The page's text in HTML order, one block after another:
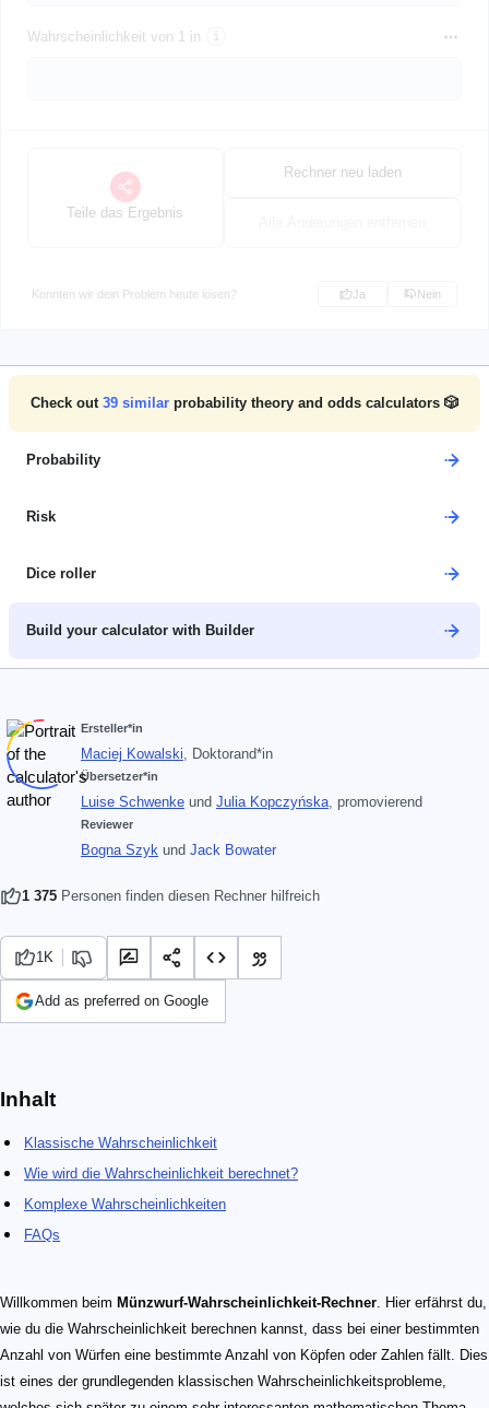
Wahrscheinlichkeit von 1 in
Teile das Ergebnis
Rechner neu laden
Konnten wir dein Problem heute lösen? Ja Nein
Check out 39 similar probability theory and odds calculators 🎲
Probability
Risk
Dice roller
Build your calculator with Builder
Ersteller*in
Maciej Kowalski, Doktorand*in
Übersetzer*in
Luise Schwenke und Julia Kopczyńska, promovierend
Reviewer
Bogna Szyk und Jack Bowater
1 375 Personen finden diesen Rechner hilfreich
1K
Add as preferred on Google
Inhalt
Klassische Wahrscheinlichkeit
Wie wird die Wahrscheinlichkeit berechnet?
Komplexe Wahrscheinlichkeiten
FAQs
Willkommen beim Münzwurf-Wahrscheinlichkeit-Rechner. Hier erfährst du,
wie du die Wahrscheinlichkeit berechnen kannst, dass bei einer bestimmten
Anzahl von Würfen eine bestimmte Anzahl von Köpfen oder Zahlen fällt. Dies
ist eines der grundlegenden klassischen Wahrscheinlichkeitsprobleme,